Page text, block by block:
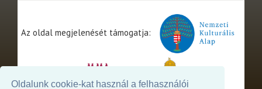
Oldalunk cookie-kat használ a felhasználói
Az oldal megjelenését támogatja: